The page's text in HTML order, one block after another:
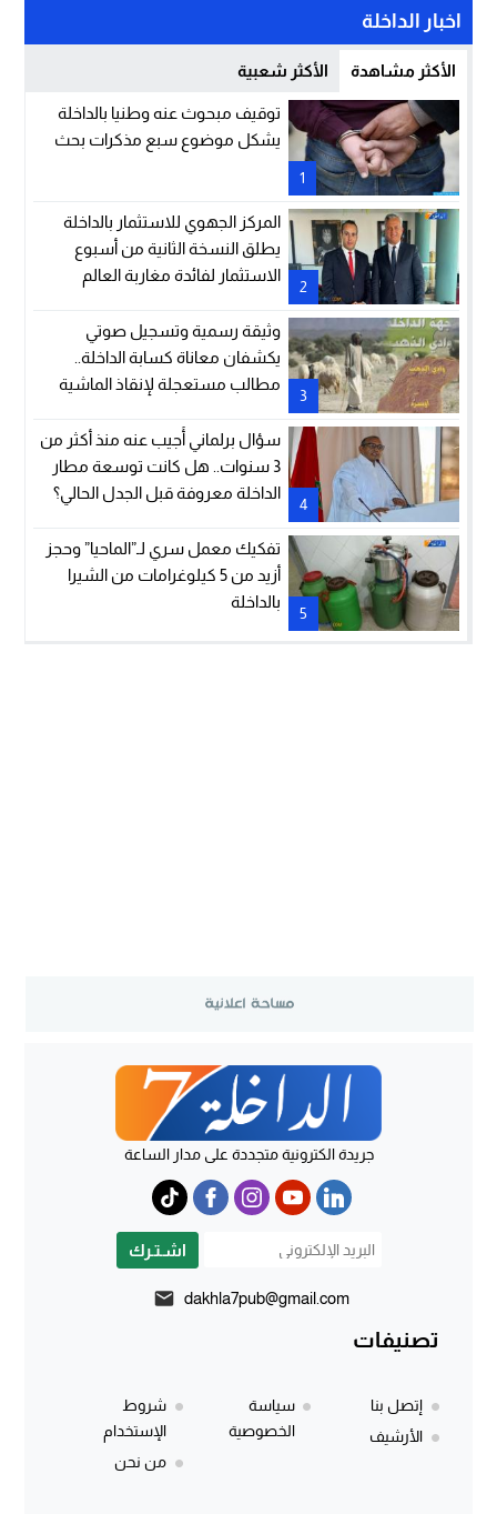
اخبار الداخلة
الأكثر مشاهدة الأكثر شعبية
1
توقيف مبحوث عنه وطنيا بالداخلة
يشكل موضوع سبع مذكرات بحث
2
المركز الجهوي للاستثمار بالداخلة
يطلق النسخة الثانية من أسبوع
الاستثمار لفائدة مغاربة العالم
3
وثيقة رسمية وتسجيل صوتي
يكشفان معاناة كسابة الداخلة..
مطالب مستعجلة لإنقاذ الماشية
4
سؤال برلماني أُجيب عنه منذ أكثر من
3 سنوات.. هل كانت توسعة مطار
الداخلة معروفة قبل الجدل الحالي؟
5
تفكيك معمل سري لـ”الماحيا” وحجز
أزيد من 5 كيلوغرامات من الشيرا
بالداخلة
جريدة الكترونية متجددة على مدار الساعة
اشـتـرك
dakhla7pub@gmail.com
تصنيفات
إتصل بنا
الأرشيف
سياسة
الخصوصية
شروط
الإستخدام
من نحن